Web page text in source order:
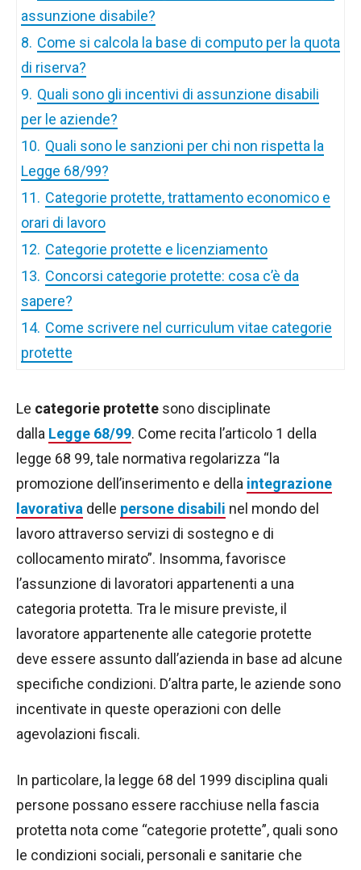
assunzione disabile?
8. Come si calcola la base di computo per la quota
di riserva?
9. Quali sono gli incentivi di assunzione disabili
per le aziende?
10. Quali sono le sanzioni per chi non rispetta la
Legge 68/99?
11. Categorie protette, trattamento economico e
orari di lavoro
12. Categorie protette e licenziamento
13. Concorsi categorie protette: cosa c’è da
sapere?
14. Come scrivere nel curriculum vitae categorie
protette
Le categorie protette sono disciplinate
dalla Legge 68/99. Come recita l’articolo 1 della
legge 68 99, tale normativa regolarizza “la
promozione dell’inserimento e della integrazione
lavorativa delle persone disabili nel mondo del
lavoro attraverso servizi di sostegno e di
collocamento mirato”. Insomma, favorisce
l’assunzione di lavoratori appartenenti a una
categoria protetta. Tra le misure previste, il
lavoratore appartenente alle categorie protette
deve essere assunto dall’azienda in base ad alcune
specifiche condizioni. D’altra parte, le aziende sono
incentivate in queste operazioni con delle
agevolazioni fiscali.
In particolare, la legge 68 del 1999 disciplina quali
persone possano essere racchiuse nella fascia
protetta nota come “categorie protette”, quali sono
le condizioni sociali, personali e sanitarie che